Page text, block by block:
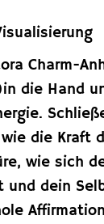
Charm-
die Hand
die Kraft
wie sich
und dein